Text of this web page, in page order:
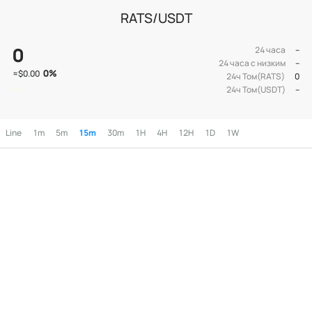
RATS/USDT
0
≈$0.00 0%
24 часа
--
24 часа с низким
--
24ч Том(RATS)
0
24ч Том(USDT)
--
Line 1m 5m 15m 30m 1H 4H 12H 1D 1W